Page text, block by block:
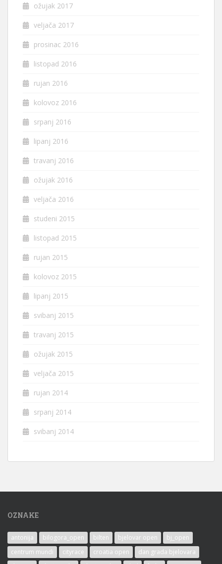
ožujak 2017
veljača 2017
prosinac 2016
listopad 2016
rujan 2016
kolovoz 2016
srpanj 2016
lipanj 2016
travanj 2016
ožujak 2016
veljača 2016
studeni 2015
listopad 2015
rujan 2015
kolovoz 2015
lipanj 2015
svibanj 2015
travanj 2015
ožujak 2015
veljača 2015
rujan 2014
srpanj 2014
svibanj 2014
OZNAKE
antonija bilogora_open bilten bjelovar open
bj_open
centrum mundi
cityrace croatia open
dan grada bjelovara